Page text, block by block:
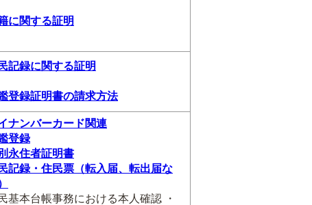
に関する証明
記録に関する証明
登録証明書の請求方法
ナンバーカード関連
登録
永住者証明書
記録・住民票（転入届、転出届な
基本台帳事務における本人確認 ・